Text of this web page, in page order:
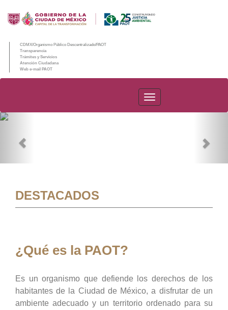
CDMX/Organismo Público Descentralizado/PAOT
Transparencia
Trámites y Servicios
Atención Ciudadana
Web e-mail PAOT
PAOT
DESTACADOS
¿Qué es la PAOT?
Es un organismo que defiende los derechos de los
habitantes de la Ciudad de México, a disfrutar de un
ambiente adecuado y un territorio ordenado para su